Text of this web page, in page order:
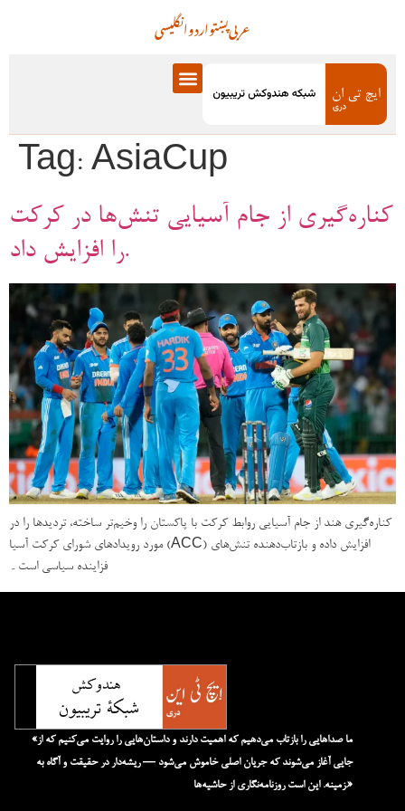
انگلیسیاردوپښتوعربی
Tag: AsiaCup
کناره‌گیری از جام آسیایی تنش‌ها در کرکت
را افزایش داد.
کناره‌گیری هند از جام آسیایی روابط کرکت با پاکستان را وخیم‌تر ساخته، تردیدها را در
مورد رویدادهای شورای کرکت آسیا (ACC) افزایش داده و بازتاب‌دهنده تنش‌های
فزاینده سیاسی است۔
«ما صداهایی را بازتاب می‌دهیم که اهمیت دارند و داستان‌هایی را روایت می‌کنیم که از
جایی آغاز می‌شوند که جریان اصلی خاموش می‌شود — ریشه‌دار در حقیقت و آگاه به
زمینه. این است روزنامه‌نگاری از حاشیه‌ها.»